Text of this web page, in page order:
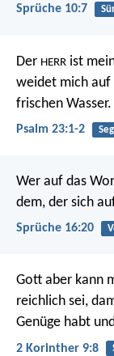
Sprüche 10:7
Der HERR ist
weidet mich auf
frischen Wasser.
Psalm 23:1-2
Wer auf das
dem, der sich
Sprüche 16:20
Gott aber kann
reichlich sei,
Genüge habt
2 Korinther 9:8